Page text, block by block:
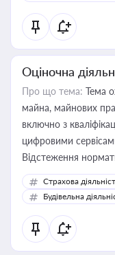
Оціночна
Про що тема: Тема
майна, майнових
включно з
цифровими
Відстеження
корисне для
бухгалтера під час
державного майна,
статусу суб'єктів
Страхова
Будівельна